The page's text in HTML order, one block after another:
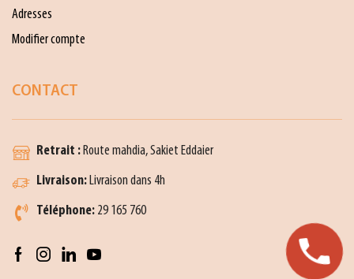
Adresses
Modifier compte
CONTACT
Retrait :Route mahdia, Sakiet Eddaier
Livraison:Livraison dans 4h
Téléphone: 29 165 760